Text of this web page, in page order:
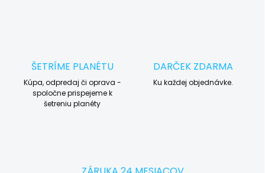
ŠETRÍME PLANÉTU
Kúpa, odpredaj či oprava -
spoločne prispejeme k
šetreniu planéty
DARČEK ZDARMA
Ku každej objednávke.